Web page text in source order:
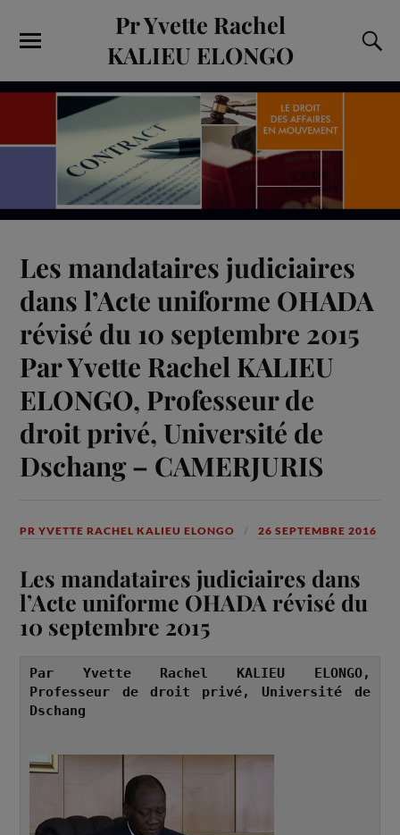
Pr Yvette Rachel
KALIEU ELONGO
Les mandataires judiciaires
dans l’Acte uniforme OHADA
révisé du 10 septembre 2015
Par Yvette Rachel KALIEU
ELONGO, Professeur de
droit privé, Université de
Dschang – CAMERJURIS
PR YVETTE RACHEL KALIEU ELONGO 26 SEPTEMBRE 2016
Les mandataires judiciaires dans
l’Acte uniforme OHADA révisé du
10 septembre 2015
Par Yvette Rachel KALIEU ELONGO,
Professeur de droit privé, Université de